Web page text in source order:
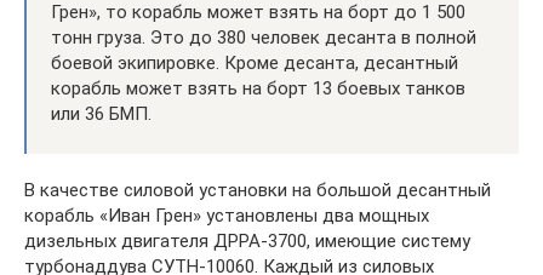
Грен», то корабль может взять на борт до 1 500
тонн груза. Это до 380 человек десанта в полной
боевой экипировке. Кроме десанта, десантный
корабль может взять на борт 13 боевых танков
или 36 БМП.
В качестве силовой установки на большой десантный
корабль «Иван Грен» установлены два мощных
дизельных двигателя ДРРА-3700, имеющие систему
турбонаддува СУТН-10060. Каждый из силовых